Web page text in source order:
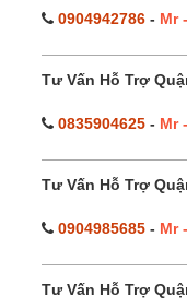
0904942786 - Mr
Tư Vấn Hỗ Trợ
0835904625 - Mr
Tư Vấn Hỗ Trợ
0904985685 - Mr
Tư Vấn Hỗ Trợ